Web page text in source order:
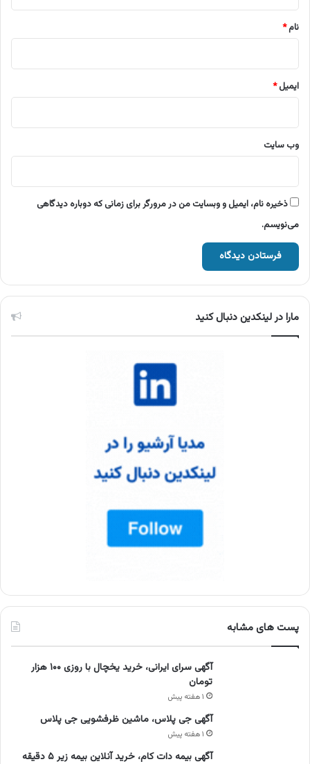
نام*
ایمیل*
وب‌ سایت
ذخیره نام، ایمیل و وبسایت من در مرورگر برای زمانی که دوباره دیدگاهی
می‌نویسم.
مارا در لینکدین دنبال کنید
پست های مشابه
آگهی سرای ایرانی، خرید یخچال با روزی ۱۰۰ هزار
تومان
۱ هفته پیش
آگهی جی پلاس، ماشین ظرفشویی جی پلاس
۱ هفته پیش
آگهی بیمه دات کام، خرید آنلاین بیمه زیر ۵ دقیقه